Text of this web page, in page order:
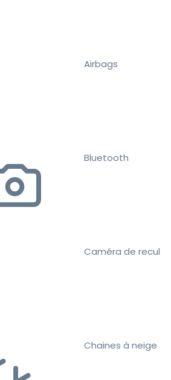
Airbags
Bluetooth
Caméra de recul
Chaines à neige